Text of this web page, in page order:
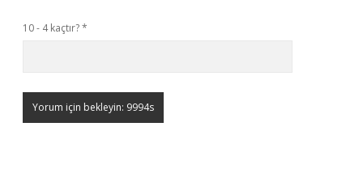
10 - 4 kaçtır?*